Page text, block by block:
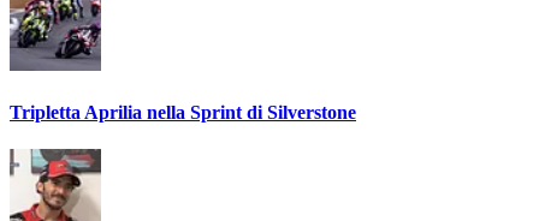
Tripletta Aprilia nella Sprint di Silverstone